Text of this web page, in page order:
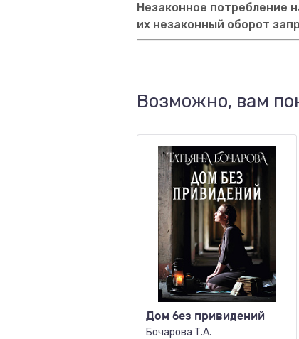
Незаконное потребление
их незаконный оборот
Возможно, вам
Дом без привидений
Бочарова Т.А.